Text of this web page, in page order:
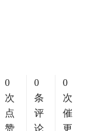
0
次
点
赞
0
条
评
论
0
次
催
更